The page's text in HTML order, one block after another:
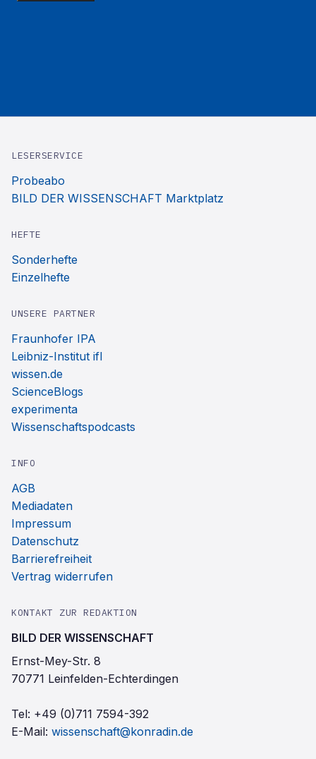
LESERSERVICE
Probeabo
BILD DER WISSENSCHAFT Marktplatz
HEFTE
Sonderhefte
Einzelhefte
UNSERE PARTNER
Fraunhofer IPA
Leibniz-Institut ifl
wissen.de
ScienceBlogs
experimenta
Wissenschaftspodcasts
INFO
AGB
Mediadaten
Impressum
Datenschutz
Barrierefreiheit
Vertrag widerrufen
KONTAKT ZUR REDAKTION
BILD DER WISSENSCHAFT
Ernst-Mey-Str. 8
70771 Leinfelden-Echterdingen
Tel: +49 (0)711 7594-392
E-Mail: wissenschaft@konradin.de